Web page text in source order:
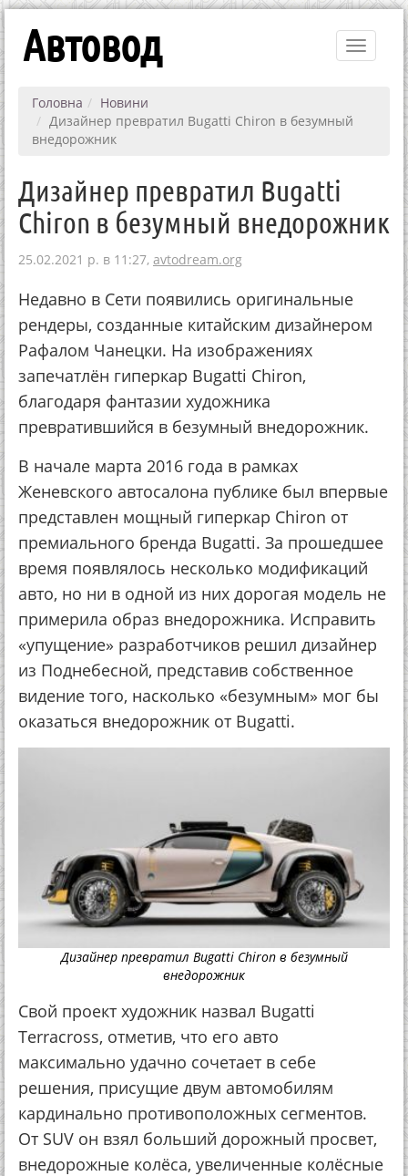
Toggle
Автовод
Головна
Новини
Дизайнер превратил Bugatti Chiron в безумный
внедорожник
Дизайнер превратил Bugatti
Chiron в безумный внедорожник
25.02.2021 р. в 11:27, avtodream.org
Недавно в Сети появились оригинальные
рендеры, созданные китайским дизайнером
Рафалом Чанецки. На изображениях
запечатлён гиперкар Bugatti Chiron,
благодаря фантазии художника
превратившийся в безумный внедорожник.
В начале марта 2016 года в рамках
Женевского автосалона публике был впервые
представлен мощный гиперкар Chiron от
премиального бренда Bugatti. За прошедшее
время появлялось несколько модификаций
авто, но ни в одной из них дорогая модель не
примерила образ внедорожника. Исправить
«упущение» разработчиков решил дизайнер
из Поднебесной, представив собственное
видение того, насколько «безумным» мог бы
оказаться внедорожник от Bugatti.
Дизайнер превратил Bugatti Chiron в безумный
внедорожник
Свой проект художник назвал Bugatti
Terracross, отметив, что его авто
максимально удачно сочетает в себе
решения, присущие двум автомобилям
кардинально противоположных сегментов.
От SUV он взял больший дорожный просвет,
внедорожные колёса, увеличенные колёсные